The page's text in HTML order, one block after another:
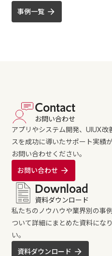
事例一覧
Contact
お問い合わせ
アプリやシステム開発、UIUX改
スを成功に導いたサポート実績
お問い合わせください。
お問い合わせ
Download
資料ダウンロード
私たちのノウハウや業界別の事
ついて詳細にまとめた資料にな
い。
資料ダウンロード